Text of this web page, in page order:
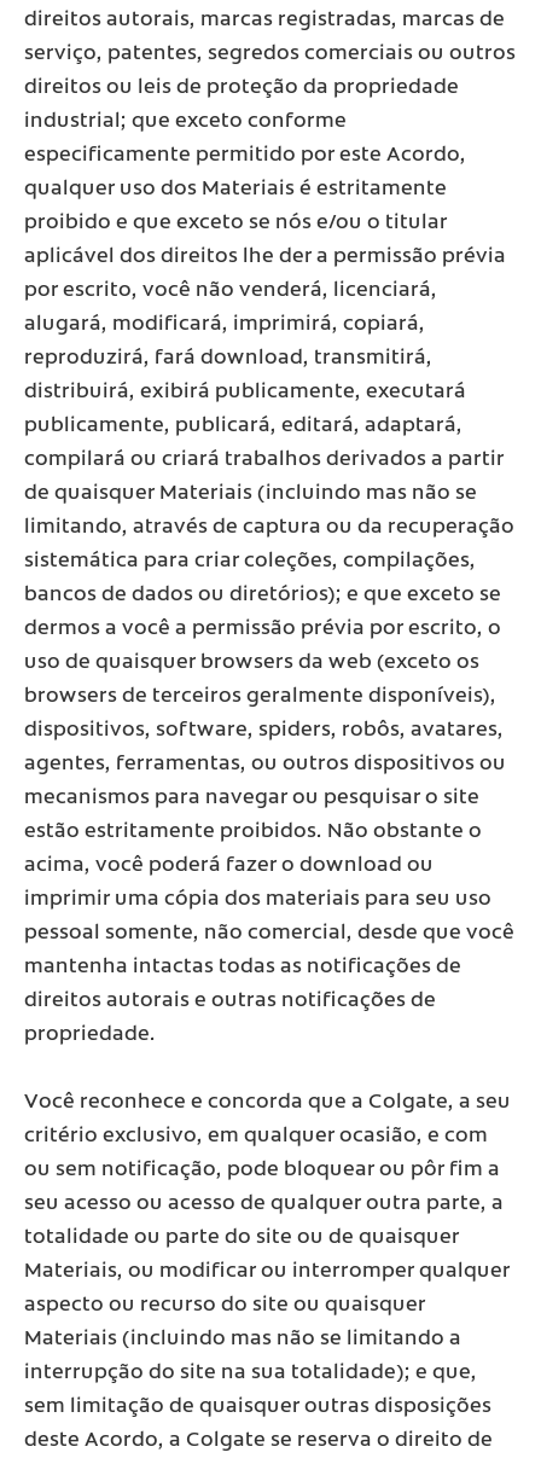
B
Ai
S
direitos autorais, marcas registradas, marcas de
serviço, patentes, segredos comerciais ou outros
direitos ou leis de proteção da propriedade
industrial; que exceto conforme
especificamente permitido por este Acordo,
qualquer uso dos Materiais é estritamente
proibido e que exceto se nós e/ou o titular
aplicável dos direitos lhe der a permissão prévia
por escrito, você não venderá, licenciará,
alugará, modificará, imprimirá, copiará,
reproduzirá, fará download, transmitirá,
distribuirá, exibirá publicamente, executará
publicamente, publicará, editará, adaptará,
compilará ou criará trabalhos derivados a partir
de quaisquer Materiais (incluindo mas não se
limitando, através de captura ou da recuperação
sistemática para criar coleções, compilações,
bancos de dados ou diretórios); e que exceto se
dermos a você a permissão prévia por escrito, o
uso de quaisquer browsers da web (exceto os
browsers de terceiros geralmente disponíveis),
dispositivos, software, spiders, robôs, avatares,
agentes, ferramentas, ou outros dispositivos ou
mecanismos para navegar ou pesquisar o site
estão estritamente proibidos. Não obstante o
acima, você poderá fazer o download ou
imprimir uma cópia dos materiais para seu uso
pessoal somente, não comercial, desde que você
mantenha intactas todas as notificações de
direitos autorais e outras notificações de
propriedade.
Você reconhece e concorda que a Colgate, a seu
critério exclusivo, em qualquer ocasião, e com
ou sem notificação, pode bloquear ou pôr fim a
seu acesso ou acesso de qualquer outra parte, a
totalidade ou parte do site ou de quaisquer
Materiais, ou modificar ou interromper qualquer
aspecto ou recurso do site ou quaisquer
Materiais (incluindo mas não se limitando a
interrupção do site na sua totalidade); e que,
sem limitação de quaisquer outras disposições
deste Acordo, a Colgate se reserva o direito de